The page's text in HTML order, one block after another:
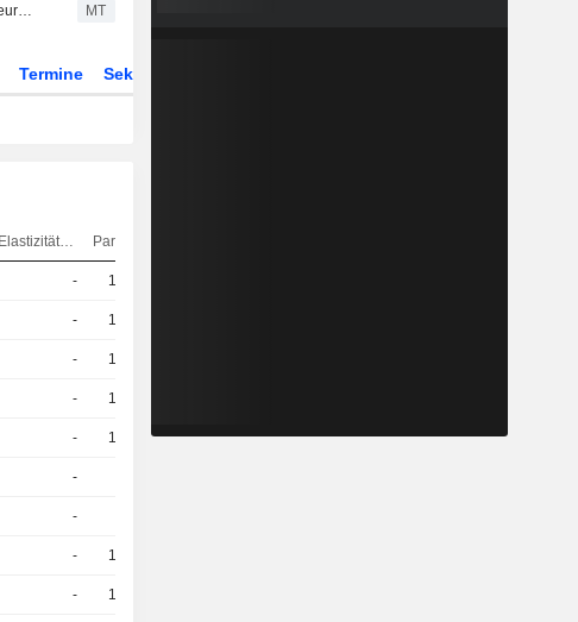
In den USA als ADRs gehandelte europäische Aktien legen am Dienstag im Handel zu MT
Termine Sektor
Elastizität Parität
- 10
- 10
- 10
- 10
- 10 -EUR
-
-
- 10
- 10